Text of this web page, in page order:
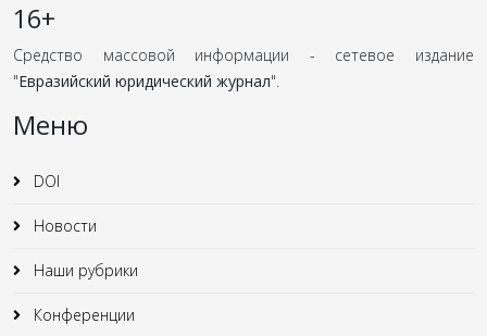
16+
Средство массовой информации - сетевое издание
"Евразийский юридический журнал".
Меню
DOI
Новости
Наши рубрики
Конференции